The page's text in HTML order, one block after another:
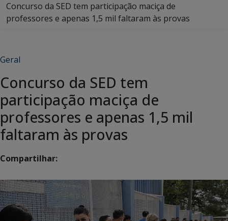
Concurso da SED tem participação maciça de
professores e apenas 1,5 mil faltaram às provas
Geral
Concurso da SED tem
participação maciça de
professores e apenas 1,5 mil
faltaram às provas
Compartilhar: